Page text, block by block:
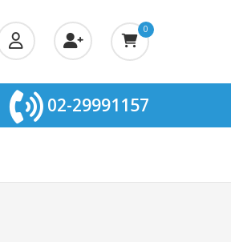
0
02-29991157